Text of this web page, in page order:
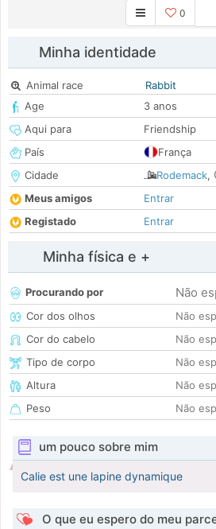
0
Minha identidade
Animal race
Rabbit
Age
3 anos
Aqui para
Friendship
País
França
Cidade
Rodemack,
Meus amigos
Entrar
Registado
Entrar
Minha física e +
Procurando por Não
Cor dos olhos
Não
Cor do cabelo
Não
Tipo de corpo
Não
Altura
Não
Peso
Não
um pouco sobre mim
Calie est une lapine dynamique
O que eu espero do meu